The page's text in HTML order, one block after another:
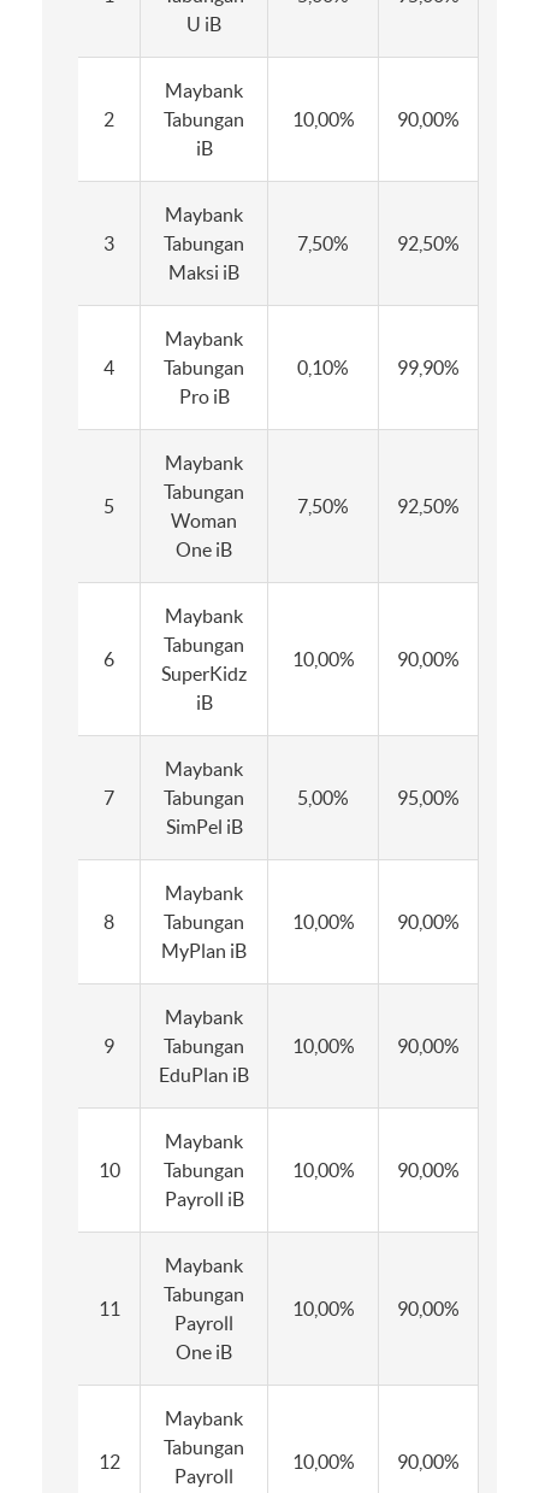
U iB
2
Maybank
Tabungan
iB
10,00% 90,00%
3
Maybank
Tabungan
Maksi iB
7,50% 92,50%
4
Maybank
Tabungan
Pro iB
0,10% 99,90%
5
Maybank
Tabungan
Woman
One iB
7,50% 92,50%
6
Maybank
Tabungan
SuperKidz
iB
10,00% 90,00%
7
Maybank
Tabungan
SimPel iB
5,00% 95,00%
8
Maybank
Tabungan
MyPlan iB
10,00% 90,00%
9
Maybank
Tabungan
EduPlan iB
10,00% 90,00%
10
Maybank
Tabungan
Payroll iB
10,00% 90,00%
11
Maybank
Tabungan
Payroll
One iB
10,00% 90,00%
12
Maybank
Tabungan
Payroll
10,00% 90,00%